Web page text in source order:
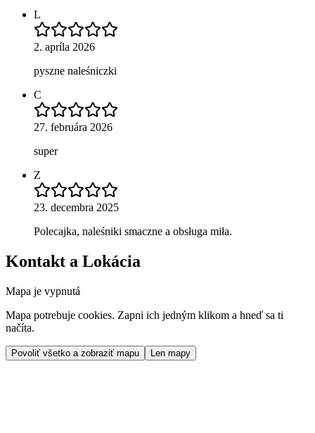
L
2. apríla 2026
pyszne naleśniczki
C
27. februára 2026
super
Z
23. decembra 2025
Polecajka, naleśniki smaczne a obsługa miła.
Kontakt a Lokácia
Mapa je vypnutá
Mapa potrebuje cookies. Zapni ich jedným klikom a hneď sa ti
načíta.
Povoliť všetko a zobraziť mapu Len mapy